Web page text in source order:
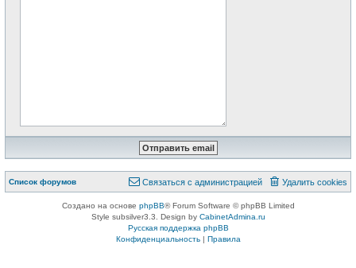
Список форумов Удалить cookies
Связаться с администрацией
Создано на основе phpBB® Forum Software © phpBB Limited
Style subsilver3.3. Design by CabinetAdmina.ru
Русская поддержка phpBB
Конфиденциальность| Правила